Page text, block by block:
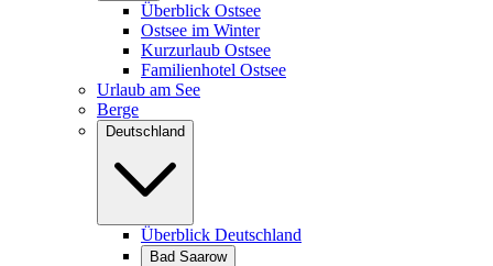
Überblick Ostsee
Ostsee im Winter
Kurzurlaub Ostsee
Familienhotel Ostsee
Urlaub am See
Berge
Deutschland
Überblick Deutschland
Bad Saarow